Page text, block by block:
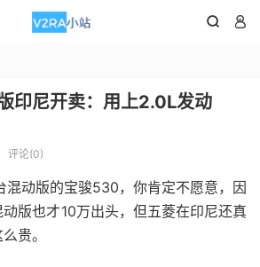
 
印尼开卖：用上2.0L发动
评论(0)
混动版的宝骏530，你肯定不愿意，因
版也才10万出头，但五菱在印尼还真
贵。